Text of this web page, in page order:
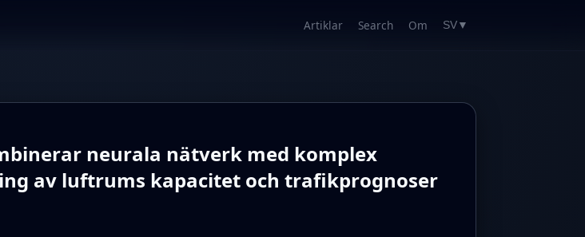
Artiklar Search Om SV ▼
neurala nätverk med komplex
av luftrums kapacitet och trafikprognoser